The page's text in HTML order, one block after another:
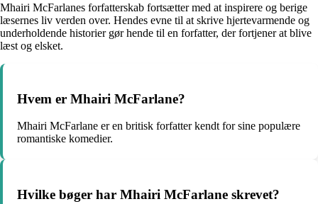
Mhairi McFarlanes forfatterskab fortsætter med at inspirere og berige
læsernes liv verden over. Hendes evne til at skrive hjertevarmende og
underholdende historier gør hende til en forfatter, der fortjener at blive
læst og elsket.
Hvem er Mhairi McFarlane?
Mhairi McFarlane er en britisk forfatter kendt for sine populære
romantiske komedier.
Hvilke bøger har Mhairi McFarlane skrevet?